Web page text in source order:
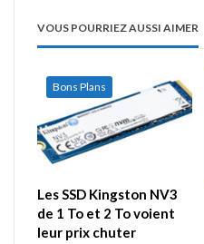
VOUS POURRIEZ AUSSI AIMER
Bons Plans
Les SSD Kingston NV3
de 1 To et 2 To voient
leur prix chuter